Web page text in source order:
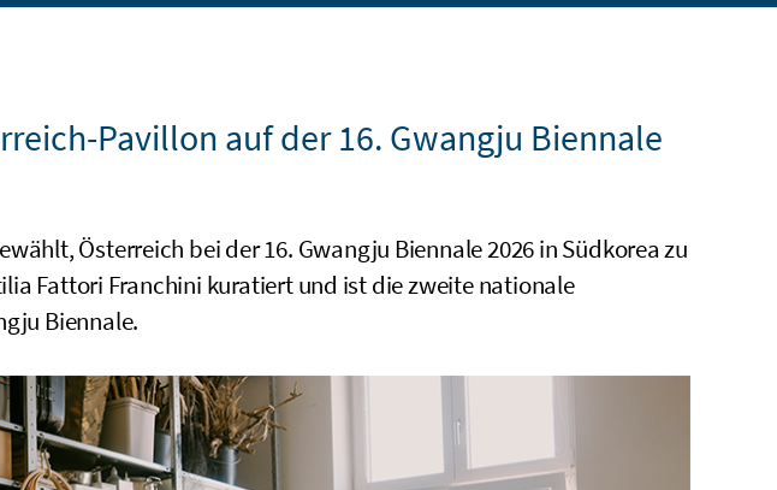
Pavillon auf der 16. Gwangju Biennale
Österreich bei der 16. Gwangju Biennale 2026 in Südkorea zu
Fattori Franchini kuratiert und ist die zweite nationale
Biennale.